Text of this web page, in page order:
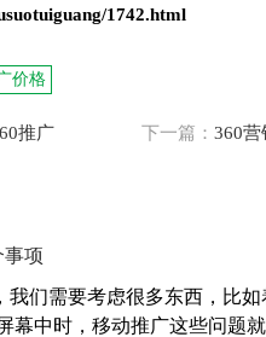
1742.html
价格
推广 下一篇： 360营
事项
我们需要考虑很多东西，比
幕中时，移动推广这些问题